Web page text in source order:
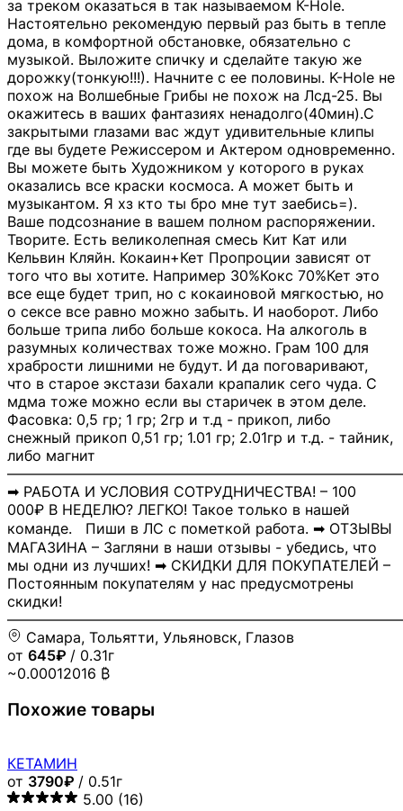
за треком оказаться в так называемом К-Hole.
Настоятельно рекомендую первый раз быть в тепле
дома, в комфортной обстановке, обязательно с
музыкой. Выложите спичку и сделайте такую же
дорожку(тонкую!!!). Начните с ее половины. K-Hole не
похож на Волшебные Грибы не похож на Лсд-25. Вы
окажитесь в ваших фантазиях ненадолго(40мин).С
закрытыми глазами вас ждут удивительные клипы
где вы будете Режиссером и Актером одновременно.
Вы можете быть Художником у которого в руках
оказались все краски космоса. А может быть и
музыкантом. Я хз кто ты бро мне тут заебись=).
Ваше подсознание в вашем полном распоряжении.
Творите. Есть великолепная смесь Кит Кат или
Кельвин Кляйн. Кокаин+Кет Пропроции зависят от
того что вы хотите. Например 30%Кокс 70%Кет это
все еще будет трип, но с кокаиновой мягкостью, но
о сексе все равно можно забыть. И наоборот. Либо
больше трипа либо больше кокоса. На алкоголь в
разумных количествах тоже можно. Грам 100 для
храбрости лишними не будут. И да поговаривают,
что в старое экстази бахали крапалик сего чуда. С
мдма тоже можно если вы старичек в этом деле.
Фасовка: 0,5 гр; 1 гр; 2гр и т.д - прикоп, либо
снежный прикоп 0,51 гр; 1.01 гр; 2.01гр и т.д. - тайник,
либо магнит
➡ РАБОТА И УСЛОВИЯ СОТРУДНИЧЕСТВА! – 100
000₽ В НЕДЕЛЮ? ЛЕГКО! Такое только в нашей
команде. Пиши в ЛС с пометкой работа. ➡ ОТЗЫВЫ
МАГАЗИНА – Загляни в наши отзывы - убедись, что
мы одни из лучших! ➡ СКИДКИ ДЛЯ ПОКУПАТЕЛЕЙ –
Постоянным покупателям у нас предусмотрены
скидки!
Самара, Тольятти, Ульяновск, Глазов
от 645₽ / 0.31г
~0.00012016 ₿
Похожие товары
КЕТАМИН
от 3790₽ / 0.51г
5.00 (16)